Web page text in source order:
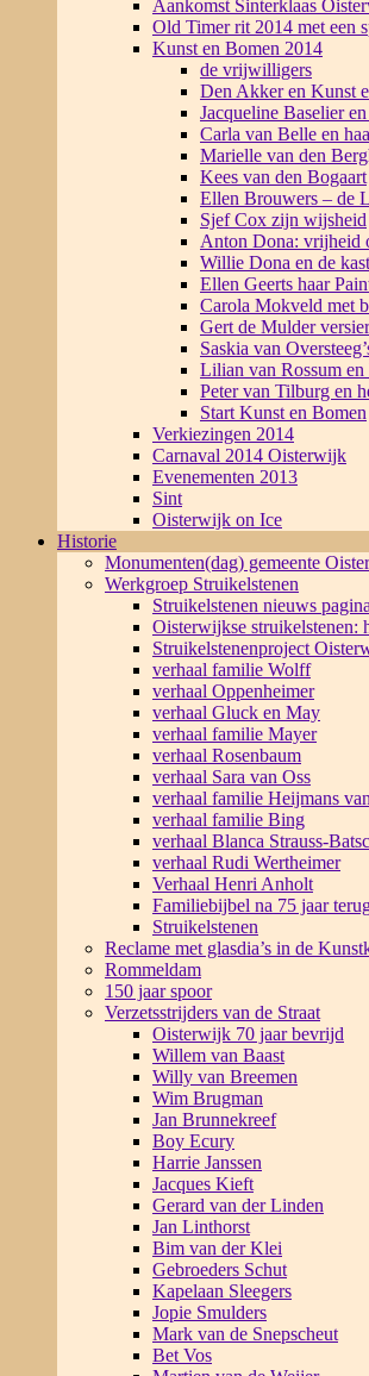
Aankomst Sinterklaas
Old Timer rit 2014 met een
Kunst en Bomen 2014
de vrijwilligers
Den Akker en Kunst
Jacqueline Baselier
Carla van Belle en
Marielle van den
Kees van den Bogaart
Ellen Brouwers – de
Sjef Cox zijn wijsheid
Anton Dona: vrijheid
Willie Dona en de
Ellen Geerts haar
Carola Mokveld met
Gert de Mulder
Saskia van
Lilian van Rossum en
Peter van Tilburg en
Start Kunst en Bomen
Verkiezingen 2014
Carnaval 2014 Oisterwijk
Evenementen 2013
Sint
Oisterwijk on Ice
Historie
Monumenten(dag) gemeente
Werkgroep Struikelstenen
Struikelstenen nieuws pagina
Oisterwijkse struikelstenen:
Struikelstenenproject
verhaal familie Wolff
verhaal Oppenheimer
verhaal Gluck en May
verhaal familie Mayer
verhaal Rosenbaum
verhaal Sara van Oss
verhaal familie Heijmans
verhaal familie Bing
verhaal Blanca Strauss-
verhaal Rudi Wertheimer
Verhaal Henri Anholt
Familiebijbel na 75 jaar
Struikelstenen
Reclame met glasdia’s in de
Rommeldam
150 jaar spoor
Verzetsstrijders van de Straat
Oisterwijk 70 jaar bevrijd
Willem van Baast
Willy van Breemen
Wim Brugman
Jan Brunnekreef
Boy Ecury
Harrie Janssen
Jacques Kieft
Gerard van der Linden
Jan Linthorst
Bim van der Klei
Gebroeders Schut
Kapelaan Sleegers
Jopie Smulders
Mark van de Snepscheut
Bet Vos